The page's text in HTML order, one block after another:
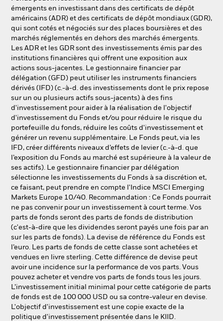
émergents en investissant dans des certificats de dépôt
américains (ADR) et des certificats de dépôt mondiaux (GDR),
qui sont cotés et négociés sur des places boursières et des
marchés réglementés en dehors des marchés émergents.
Les ADR et les GDR sont des investissements émis par des
institutions financières qui offrent une exposition aux
actions sous-jacentes. Le gestionnaire financier par
délégation (GFD) peut utiliser les instruments financiers
dérivés (IFD) (c.-à-d. des investissements dont le prix repose
sur un ou plusieurs actifs sous-jacents) à des fins
d'investissement pour aider à la réalisation de l'objectif
d'investissement du Fonds et/ou pour réduire le risque du
portefeuille du fonds, réduire les coûts d'investissement et
générer un revenu supplémentaire. Le Fonds peut, via les
IFD, créer différents niveaux d’effets de levier (c.-à-d. que
l’exposition du Fonds au marché est supérieure à la valeur de
ses actifs). Le gestionnaire financier par délégation
sélectionne les investissements du Fonds à sa discrétion et,
ce faisant, peut prendre en compte l'Indice MSCI Emerging
Markets Europe 10/40. Recommandation : Ce Fonds pourrait
ne pas convenir pour un investissement à court terme. Vos
parts de fonds seront des parts de fonds de distribution
(c'est-à-dire que les dividendes seront payés une fois par an
sur les parts de fonds). La devise de référence du Fonds est
l’euro. Les parts de fonds de cette classe sont achetées et
vendues en livre sterling. Cette différence de devise peut
avoir une incidence sur la performance de vos parts. Vous
pouvez acheter et vendre vos parts de fonds tous les jours.
L’investissement initial minimal pour cette catégorie de parts
de fonds est de 100 000 USD ou sa contre-valeur en devise.
L'objectif d'investissement est une copie exacte de la
politique d'investissement présentée dans le KIID.